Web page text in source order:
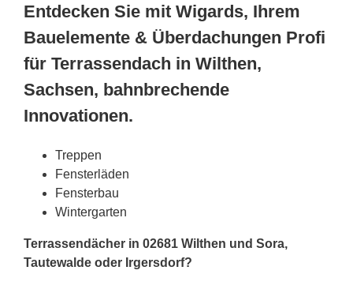
Entdecken Sie mit Wigards, Ihrem
Bauelemente & Überdachungen Profi
für Terrassendach in Wilthen,
Sachsen, bahnbrechende
Innovationen.
Treppen
Fensterläden
Fensterbau
Wintergarten
Terrassendächer in 02681 Wilthen und Sora,
Tautewalde oder Irgersdorf?